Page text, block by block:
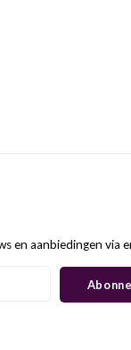
en aanbiedingen via